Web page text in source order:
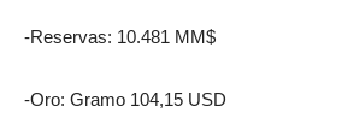
-Reservas: 10.481 MM$
-Oro: Gramo 104,15 USD